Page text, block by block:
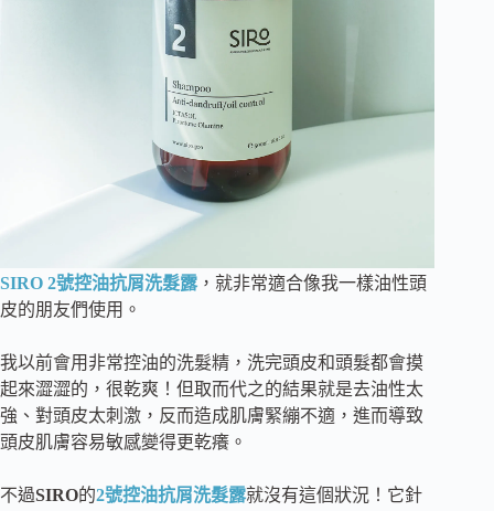
SIRO 2號控油抗屑洗髮露 ，就非常適合像我一樣油性頭
皮的朋友們使用。
我以前會用非常控油的洗髮精，洗完頭皮和頭髮都會摸
起來澀澀的，很乾爽！但取而代之的結果就是去油性太
強、對頭皮太刺激，反而造成肌膚緊繃不適，進而導致
頭皮肌膚容易敏感變得更乾癢。
不過SIRO的2號控油抗屑洗髮露就沒有這個狀況！它針